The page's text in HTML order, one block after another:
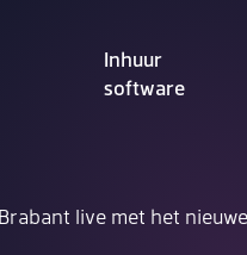
Inhuur
software
live met het